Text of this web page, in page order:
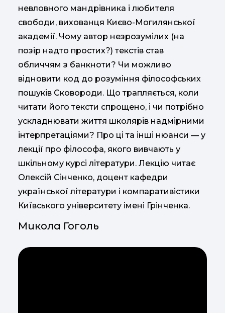
невловного мандрівника і любителя
свободи, вихованця Києво-Могилянської
академії. Чому автор незрозумілих (на
позір надто простих?) текстів став
обличчям з банкноти? Чи можливо
відновити код до розуміння філософських
пошуків Сковороди. Що трапляється, коли
читати його тексти спрощено, і чи потрібно
ускладнювати життя школярів надмірними
інтерпретаціями? Про ці та інші нюанси — у
лекції про філософа, якого вивчають у
шкільному курсі літератури. Лекцію читає
Олексій Сінченко, доцент кафедри
української літератури і компаративістики
Київського університету імені Грінченка.
Микола Гоголь